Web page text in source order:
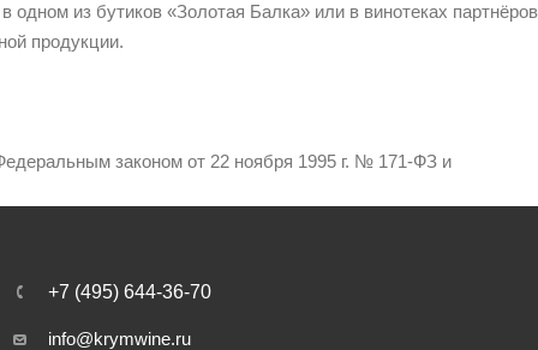
одном из бутиков «Золотая Балка» или в винотеках партнёров
продукции.
законом от 22 ноября 1995 г. № 171-ФЗ и
+7 (495) 644-36-70
info@krymwine.ru